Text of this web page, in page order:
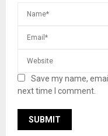
Save my name,
next time I comment.